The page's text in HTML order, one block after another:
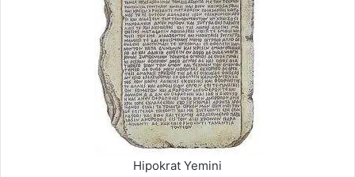
Hipokrat Yemini